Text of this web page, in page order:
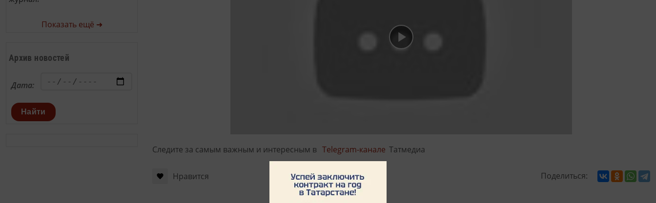
Показать ещё ➜
Архив новостей
Дата:
Найти
Следите за самым важным и интересным в Telegram-канале Татмедиа
Нравится Поделиться: